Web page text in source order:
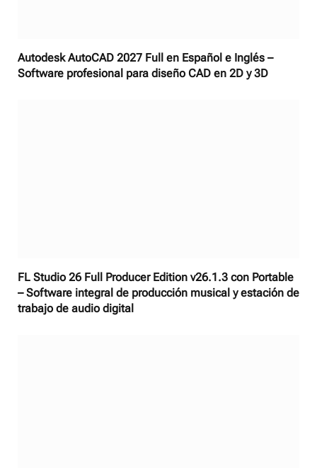
Autodesk AutoCAD 2027 Full en Español e Inglés –
Software profesional para diseño CAD en 2D y 3D
FL Studio 26 Full Producer Edition v26.1.3 con Portable
– Software integral de producción musical y estación de
trabajo de audio digital